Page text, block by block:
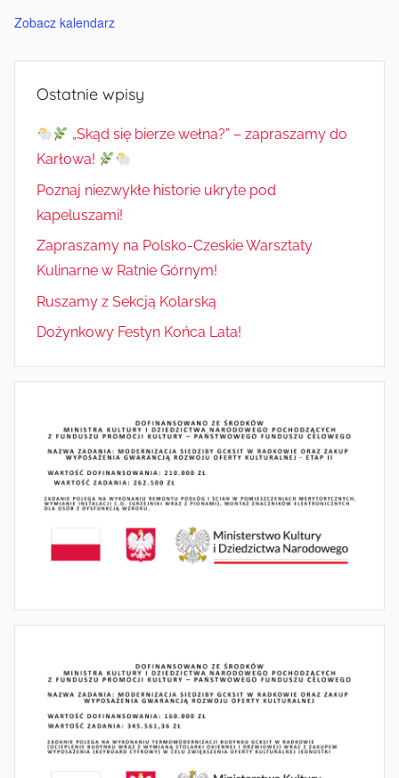
Zobacz kalendarz
Ostatnie wpisy
„Skąd się bierze wełna?” – zapraszamy do
Karłowa!
Poznaj niezwykłe historie ukryte pod
kapeluszami!
Zapraszamy na Polsko-Czeskie Warsztaty
Kulinarne w Ratnie Górnym!
Ruszamy z Sekcją Kolarską
Dożynkowy Festyn Końca Lata!